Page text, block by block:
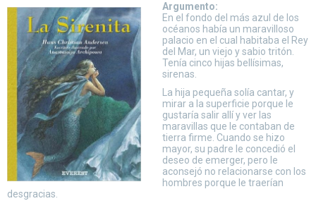
Argumento:
En el fondo del más azul de los
océanos había un maravilloso
palacio en el cual habitaba el Rey
del Mar, un viejo y sabio tritón.
Tenía cinco hijas bellísimas,
sirenas.
La hija pequeña solía cantar, y
mirar a la superficie porque le
gustaría salir allí y ver las
maravillas que le contaban de
tierra firme. Cuando se hizo
mayor, su padre le concedió el
deseo de emerger, pero le
aconsejó no relacionarse con los
hombres porque le traerían
desgracias.